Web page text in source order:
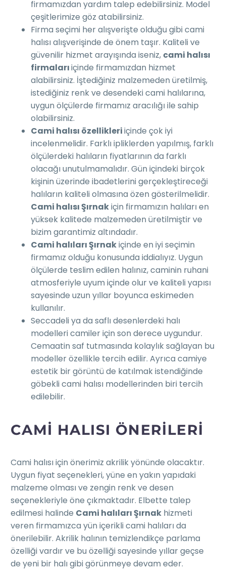
firmamızdan yardım talep edebilirsiniz. Model
çeşitlerimize göz atabilirsiniz.
Firma seçimi her alışverişte olduğu gibi cami
halısı alışverişinde de önem taşır. Kaliteli ve
güvenilir hizmet arayışında iseniz, cami halısı
firmalarıiçinde firmamızdan hizmet
alabilirsiniz. İştediğiniz malzemeden üretilmiş,
istediğiniz renk ve desendeki cami halılarına,
uygun ölçülerde firmamız aracılığı ile sahip
olabilirsiniz.
Cami halısı özellikleriiçinde çok iyi
incelenmelidir. Farklı ipliklerden yapılmış, farklı
ölçülerdeki halıların fiyatlarının da farklı
olacağı unutulmamalıdır. Gün içindeki birçok
kişinin üzerinde ibadetlerini gerçekleştireceği
halıların kaliteli olmasına özen gösterilmelidir.
Cami halısı Şırnakiçin firmamızın halıları en
yüksek kalitede malzemeden üretilmiştir ve
bizim garantimiz altındadır.
Cami halıları Şırnakiçinde en iyi seçimin
firmamız olduğu konusunda iddialıyız. Uygun
ölçülerde teslim edilen halınız, caminin ruhani
atmosferiyle uyum içinde olur ve kaliteli yapısı
sayesinde uzun yıllar boyunca eskimeden
kullanılır.
Seccadeli ya da saflı desenlerdeki halı
modelleri camiler için son derece uygundur.
Cemaatin saf tutmasında kolaylık sağlayan bu
modeller özellikle tercih edilir. Ayrıca camiye
estetik bir görüntü de katılmak istendiğinde
göbekli cami halısı modellerinden biri tercih
edilebilir.
CAMI HALISI ÖNERILERI
Cami halısı için önerimiz akrilik yönünde olacaktır.
Uygun fiyat seçenekleri, yüne en yakın yapıdaki
malzeme olması ve zengin renk ve desen
seçenekleriyle öne çıkmaktadır. Elbette talep
edilmesi halinde Cami halıları Şırnak hizmeti
veren firmamızca yün içerikli cami halıları da
önerilebilir. Akrilik halının temizlendikçe parlama
özelliği vardır ve bu özelliği sayesinde yıllar geçse
de yeni bir halı gibi görünmeye devam eder.